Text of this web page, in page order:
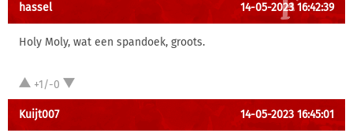
hassel 14-05-2023 16:42:39
Holy Moly, wat een spandoek, groots.
+1/-0
Kuijt007 14-05-2023 16:45:01